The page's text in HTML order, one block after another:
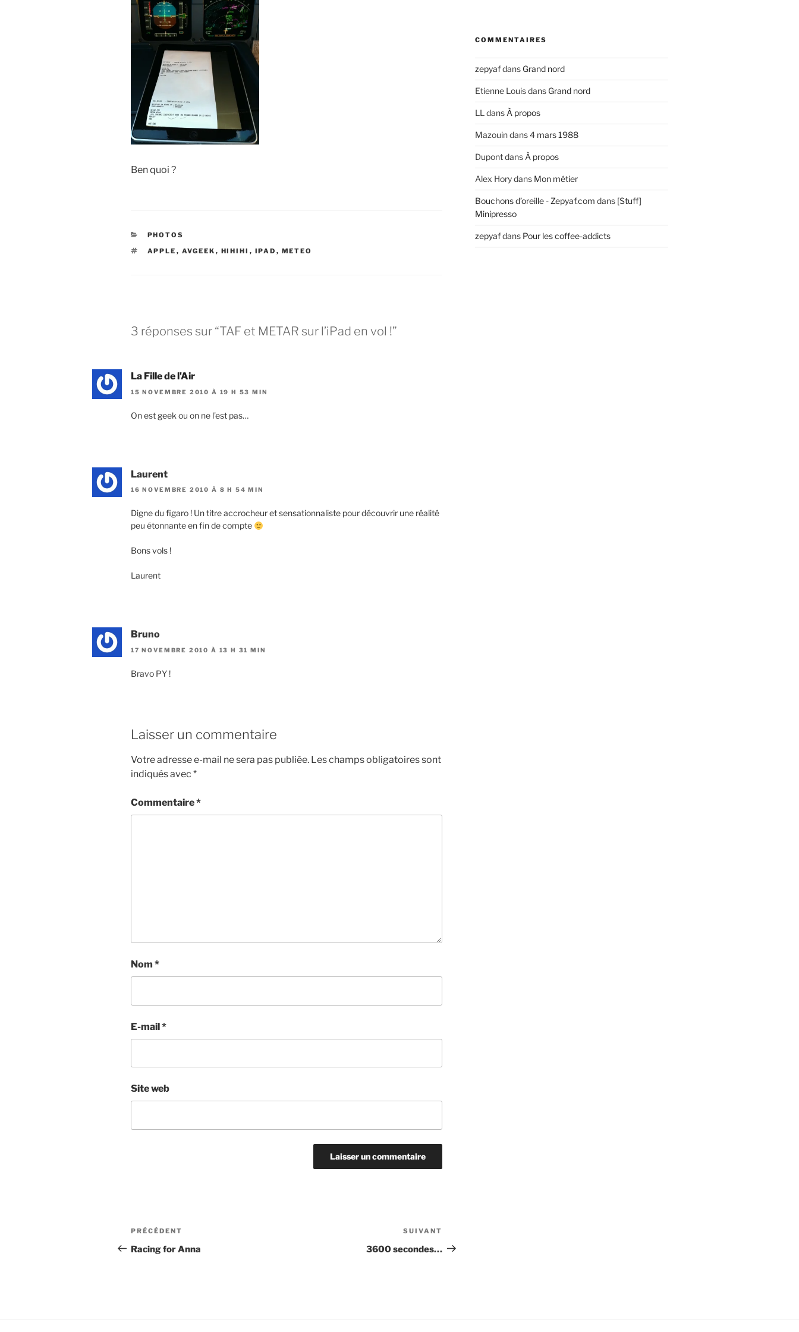
Ben quoi ?
CATÉGORIES
PHOTOS
ÉTIQUETTES
APPLE , AVGEEK , HIHIHI , IPAD , METEO
3 réponses sur “TAF et METAR sur l’iPad en vol !”
La Fille de l'Air
15 NOVEMBRE 2010 À 19 H 53 MIN
On est geek ou on ne l’est pas…
Laurent
16 NOVEMBRE 2010 À 8 H 54 MIN
Digne du figaro ! Un titre accrocheur et sensationnaliste pour découvrir une réalité
peu étonnante en fin de compte
Bons vols !
Laurent
Bruno
17 NOVEMBRE 2010 À 13 H 31 MIN
Bravo PY !
Laisser un commentaire
Votre adresse e-mail ne sera pas publiée. Les champs obligatoires sont
indiqués avec *
Commentaire*
Nom *
E-mail*
Site web
Navigation
de
Article
précédent
PRÉCÉDENT
Racing for Anna
suivant
SUIVANT
3600 secondes…
COMMENTAIRES
zepyafdans Grand nord
Etienne Louisdans Grand nord
LL dans À propos
Mazouindans4 mars 1988
Dupontdans À propos
Alex Horydans Mon métier
Bouchons d’oreille - Zepyaf.com dans [Stuff]
Minipresso
zepyafdans Pour les coffee-addicts